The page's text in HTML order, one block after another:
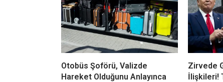
Otobüs Şoförü, Valizde
Hareket Olduğunu Anlayınca
Zirvede
İlişkileri!